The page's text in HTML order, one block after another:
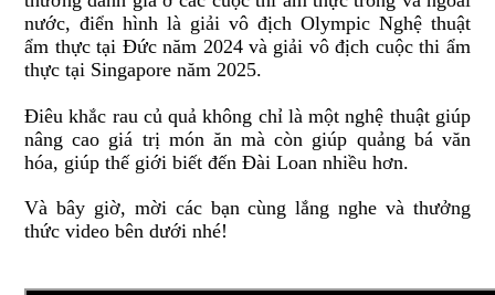
nước, điển hình là giải vô địch Olympic Nghệ thuật
ẩm thực tại Đức năm 2024 và giải vô địch cuộc thi ẩm
thực tại Singapore năm 2025.
Điêu khắc rau củ quả không chỉ là một nghệ thuật giúp
nâng cao giá trị món ăn mà còn giúp quảng bá văn
hóa, giúp thế giới biết đến Đài Loan nhiều hơn.
Và bây giờ, mời các bạn cùng lắng nghe và thưởng
thức video bên dưới nhé!